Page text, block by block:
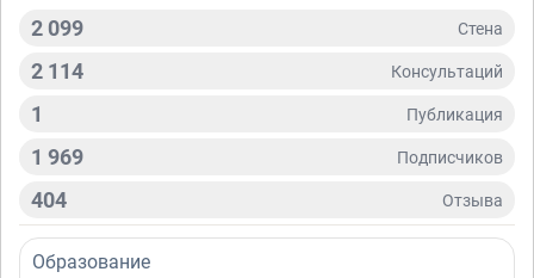
2 099 Стена
2 114 Консультаций
1 Публикация
1 969 Подписчиков
404 Отзывa
Образование